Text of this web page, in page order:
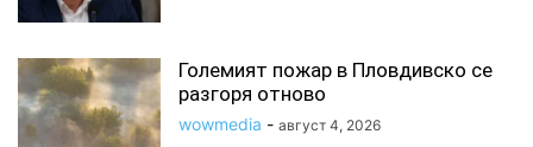
Големият пожар в Пловдивско се
разгоря отново
wowmedia - август 4, 2026